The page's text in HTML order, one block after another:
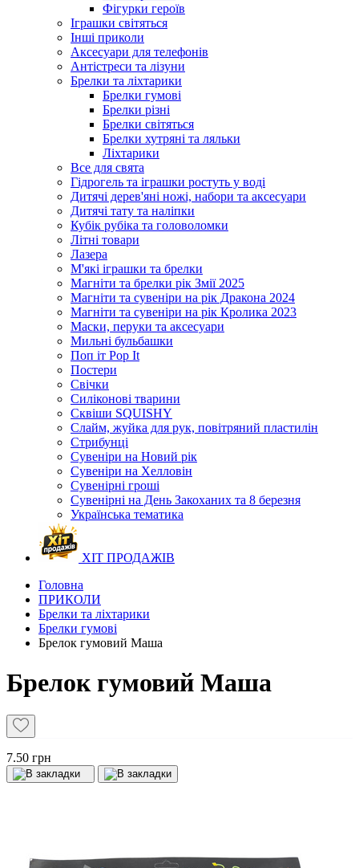
Фігурки героїв
Іграшки світяться
Інші приколи
Аксесуари для телефонів
Антістреси та лізуни
Брелки та ліхтарики
Брелки гумові
Брелки різні
Брелки світяться
Брелки хутряні та ляльки
Ліхтарики
Все для свята
Гідрогель та іграшки ростуть у воді
Дитячі дерев'яні ножі, набори та аксесуари
Дитячі тату та наліпки
Кубік рубіка та головоломки
Літні товари
Лазера
М'які іграшки та брелки
Магніти та брелки рік Змії 2025
Магніти та сувеніри на рік Дракона 2024
Магніти та сувеніри на рік Кролика 2023
Маски, перуки та аксесуари
Мильні бульбашки
Поп іт Pop It
Постери
Свічки
Силіконові тварини
Сквіши SQUISHY
Слайм, жуйка для рук, повітряний пластилін
Стрибунці
Сувеніри на Новий рік
Сувеніри на Хелловін
Сувенірні гроші
Сувенірні на День Закоханих та 8 березня
Українська тематика
ХІТ ПРОДАЖІВ
Головна
ПРИКОЛИ
Брелки та ліхтарики
Брелки гумові
Брелок гумовий Маша
Брелок гумовий Маша
7.50 грн